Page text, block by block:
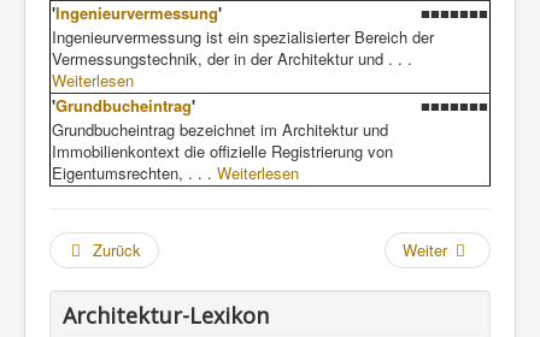
'Ingenieurvermessung'
■■■■■■■
Ingenieurvermessung ist ein spezialisierter Bereich der
Vermessungstechnik, der in der Architektur und . . .
Weiterlesen
'Grundbucheintrag'
■■■■■■■
Grundbucheintrag bezeichnet im Architektur und
Immobilienkontext die offizielle Registrierung von
Eigentumsrechten, . . . Weiterlesen
Zurück Weiter
Architektur-Lexikon